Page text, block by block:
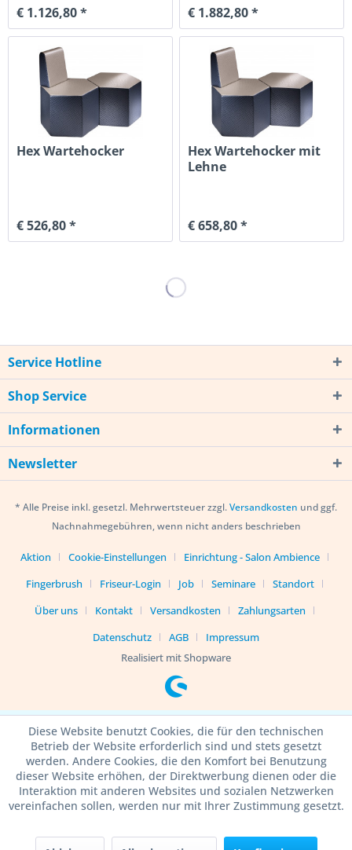
€ 1.126,80 * € 1.882,80 *
Hex Wartehocker
€ 526,80 *
Hex Wartehocker mit
Lehne
€ 658,80 *
Service Hotline
Shop Service
Informationen
Newsletter
* Alle Preise inkl. gesetzl. Mehrwertsteuer zzgl.Versandkosten und ggf.
Nachnahmegebühren, wenn nicht anders beschrieben
Aktion Cookie-Einstellungen
Einrichtung - Salon Ambience
Fingerbrush
Friseur-Login Job Seminare
Standort
Über uns
Kontakt Versandkosten
Zahlungsarten
Datenschutz
AGB
Impressum
Realisiert mit Shopware
Diese Website benutzt Cookies, die für den technischen
Betrieb der Website erforderlich sind und stets gesetzt
werden. Andere Cookies, die den Komfort bei Benutzung
dieser Website erhöhen, der Direktwerbung dienen oder die
Interaktion mit anderen Websites und sozialen Netzwerken
vereinfachen sollen, werden nur mit Ihrer Zustimmung gesetzt.